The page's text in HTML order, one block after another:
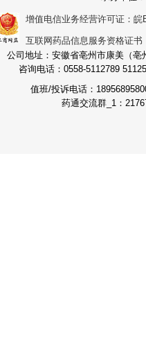
增值电信业务经营许可证：皖
互联网药品信息服务资格证
公司地址：安徽省亳州市康美（
咨询电话：0558-5112789
值班/投诉电话：
药通交流群_1：